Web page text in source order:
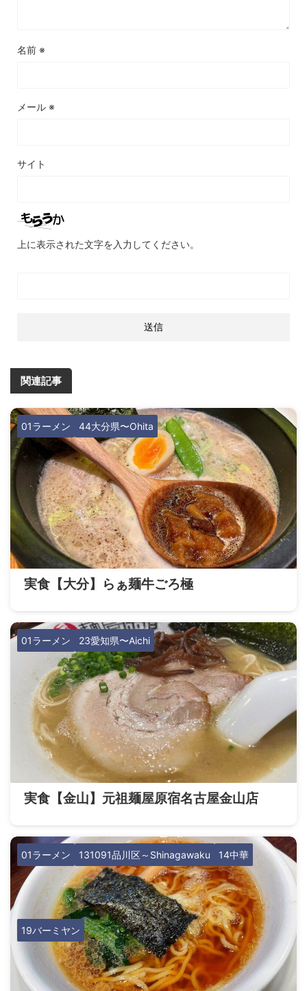
名前 ※
メール ※
サイト
上に表示された文字を入力してください。
関連記事
01ラーメン 44大分県〜Ohita
実食【大分】らぁ麺牛ごろ極
01ラーメン 23愛知県〜Aichi
実食【金山】元祖麺屋原宿名古屋金山店
01ラーメン 131091品川区～Shinagawaku 14中華
19バーミヤン